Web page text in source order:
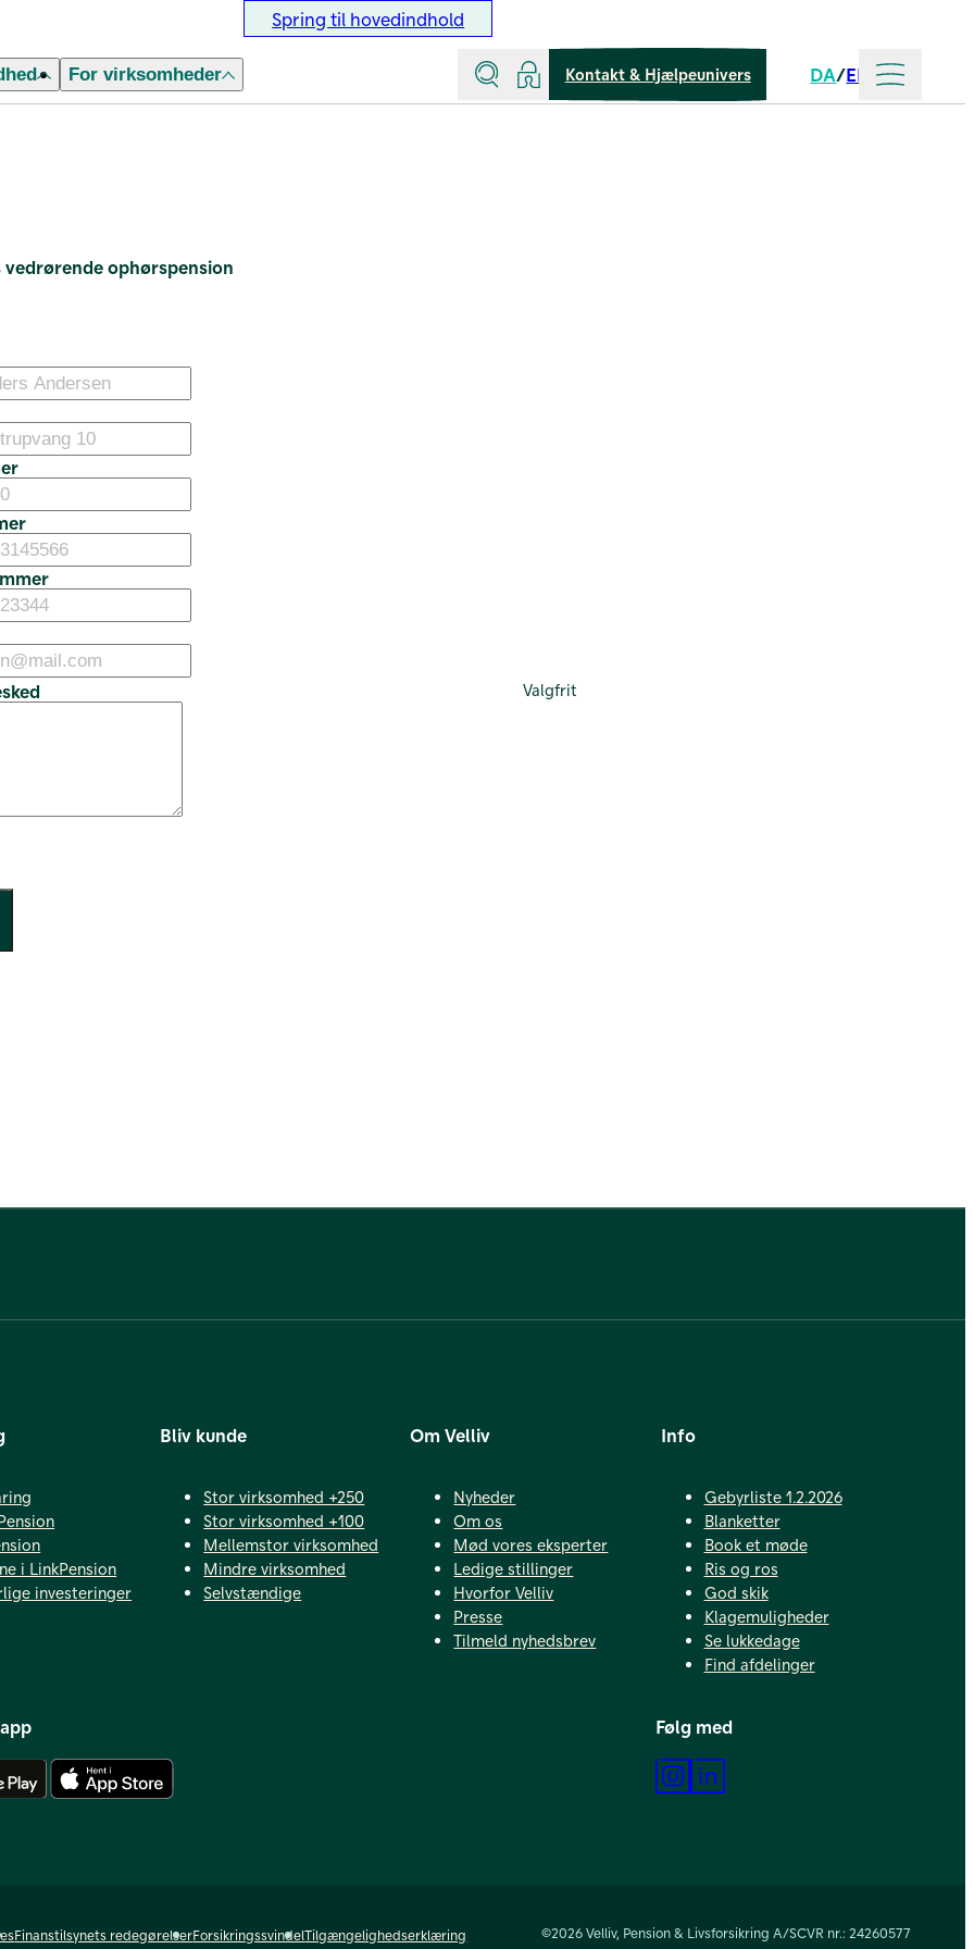
Spring til hovedindhold
For virksomheder Søg Log indKontakt & Hjælpeunivers
Sprog
DA EN Mere
vedrørende ophørspension
Valgfrit
i LinkPension
investeringer
Bliv kunde
Stor virksomhed +250
Stor virksomhed +100
Mellemstor virksomhed
Mindre virksomhed
Selvstændige
Om Velliv
Nyheder
Om os
Mød vores eksperter
Ledige stillinger
Hvorfor Velliv
Presse
Tilmeld nyhedsbrev
Info
Gebyrliste 1.2.2026
Blanketter
Book et møde
Ris og ros
God skik
Klagemuligheder
Se lukkedage
Find afdelinger
Hent Android app
Følg med
Instagram
Finanstilsynets redegørelserForsikringssvindelTilgængelighedserklæring ©2026 Velliv, Pension & Livsforsikring A/SCVR nr.: 24260577